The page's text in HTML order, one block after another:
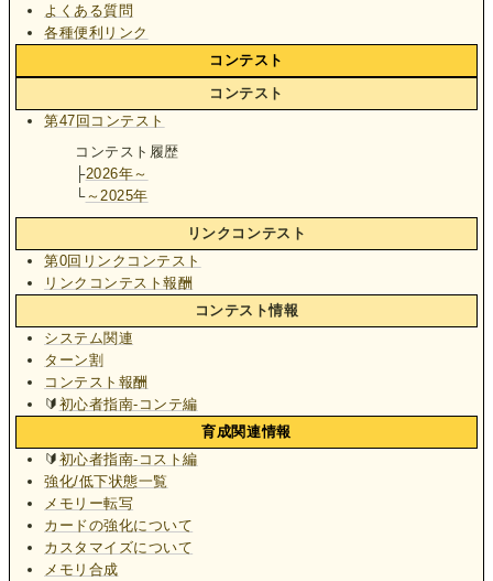
よくある質問
各種便利リンク
コンテスト
コンテスト
第47回コンテスト
コンテスト履歴
├2026年～
└～2025年
リンクコンテスト
第0回リンクコンテスト
リンクコンテスト報酬
コンテスト情報
システム関連
ターン割
コンテスト報酬
🔰 初心者指南-コンテ編
育成関連情報
🔰 初心者指南-コスト編
強化/低下状態一覧
メモリー転写
カードの強化について
カスタマイズについて
メモリ合成